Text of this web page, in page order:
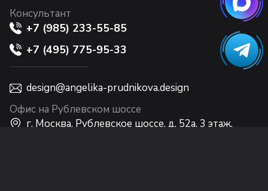
Консультант
+7 (985) 233-55-85
+7 (495) 775-95-33
design@angelika-prudnikova.design
Офис на Рублевском шоссе
г. Москва, Рублевское шоссе, д. 52а, 3 этаж,